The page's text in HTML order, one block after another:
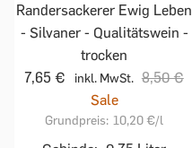
Randersackerer Ewig Leben
- Silvaner - Qualitätswein -
trocken
7,65 €
inkl. MwSt. 8,50 €
Sale
Grundpreis: 10,20 €/l